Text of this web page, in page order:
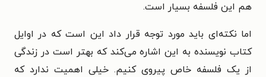
هم این فلسفه بسیار است.
اما نکته‌ای باید مورد توجه قرار داد این است که در اوایل
کتاب نویسنده به این اشاره می‌کند که بهتر است در زندگی
از یک فلسفه خاص پیروی کنیم. خیلی اهمیت ندارد که